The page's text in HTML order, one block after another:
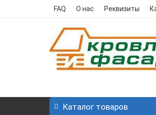
FAQ О нас Реквизиты
Каталог товаров